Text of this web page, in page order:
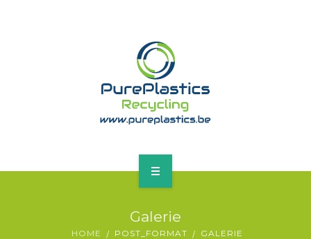
Galerie
HOME POST_FORMAT GALERIE